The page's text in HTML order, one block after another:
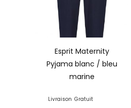
Esprit Maternity
Pyjama blanc / bleu
marine
Livraison Gratuit